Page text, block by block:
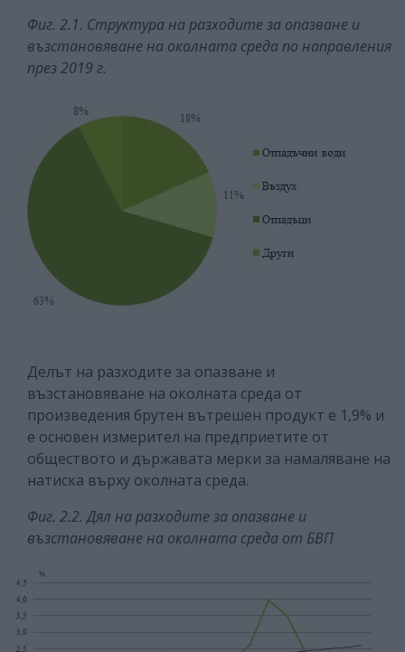
Фиг. 2.1. Структура на разходите за опазване и
възстановяване на околната среда по направления
през 2019 г.
Делът на разходите за опазване и
възстановяване на околната среда от
произведения брутен вътрешен продукт е 1,9% и
е основен измерител на предприетите от
обществото и държавата мерки за намаляване на
натиска върху околната среда.
Фиг. 2.2. Дял на разходите за опазване и
възстановяване на околната среда от БВП